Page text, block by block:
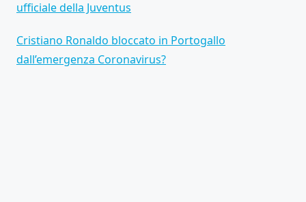
ufficiale della Juventus
Cristiano Ronaldo bloccato in Portogallo
dall’emergenza Coronavirus?